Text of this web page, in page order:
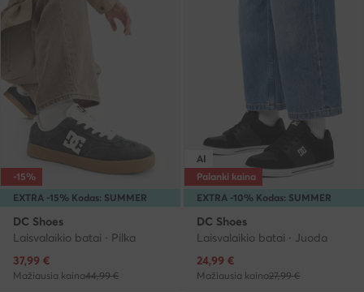
EXTRA -15% Kodas: SUMMER
-15%
DC Shoes
Laisvalaikio batai · Pilka
Dabartinė kaina
37,99 €
Mažiausia kaina44,99 €
EXTRA -10% Kodas: SUMMER
AI
Palanki kaina
DC Shoes
Laisvalaikio batai · Juoda
Dabartinė kaina
24,99 €
Mažiausia kaina27,99 €